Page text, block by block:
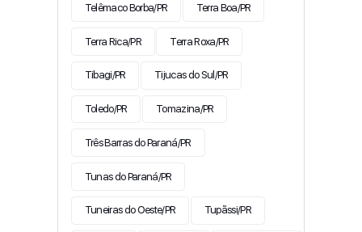
Telêmaco Borba/PR Terra Boa/PR
Terra Rica/PR Terra Roxa/PR
Tibagi/PR Tijucas do Sul/PR
Toledo/PR Tomazina/PR
Três Barras do Paraná/PR
Tunas do Paraná/PR
Tuneiras do Oeste/PR Tupãssi/PR